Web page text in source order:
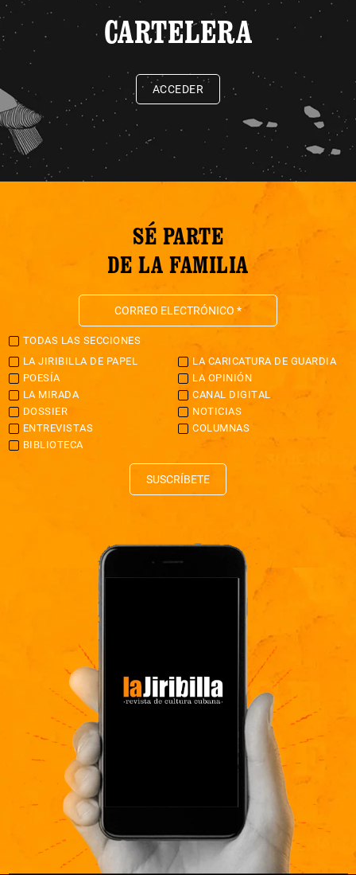
CARTELERA
ACCEDER
SÉ PARTE
DE LA FAMILIA
TODAS LAS SECCIONES
LA JIRIBILLA DE PAPEL
LA CARICATURA DE GUARDIA
POESÍA
LA OPINIÓN
LA MIRADA
CANAL DIGITAL
DOSSIER
NOTICIAS
ENTREVISTAS
COLUMNAS
BIBLIOTECA
SUSCRÍBETE